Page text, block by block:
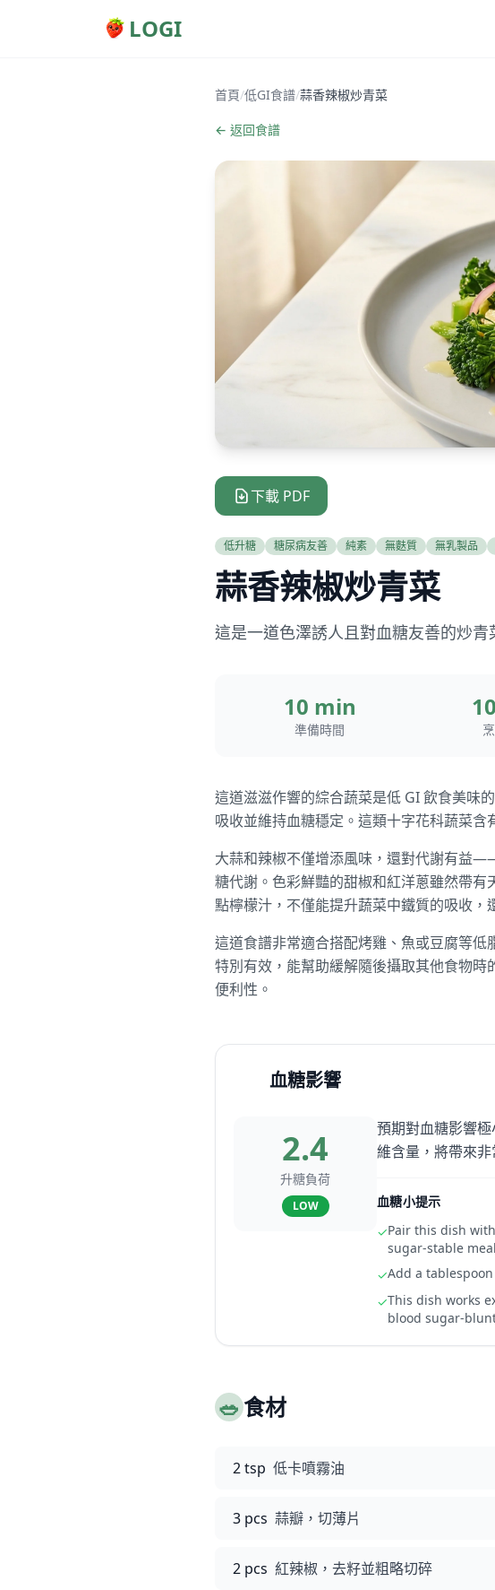
LOGI
首頁/低GI食譜/蒜香辣椒炒青菜
← 返回食譜
下載 PDF
低升糖 糖尿病友善 純素 無麩質 無乳製品
蒜香辣椒炒青菜
這是一道色澤誘人且對血糖友善的炒
10 min
準備時間
這道滋滋作響的綜合蔬菜是低 GI 飲食美味
吸收並維持血糖穩定。這類十字花科蔬菜
大蒜和辣椒不僅增添風味，還對代謝有益
糖代謝。色彩鮮豔的甜椒和紅洋蔥雖然帶
點檸檬汁，不僅能提升蔬菜中鐵質的吸收，
這道食譜非常適合搭配烤雞、魚或豆腐等
特別有效，能幫助緩解隨後攝取其他食物
便利性。
血糖影響
2.4
升糖負荷
LOW
預期對血糖影響
維含量，將帶來
血糖小提示
✓Pair this dish
sugar-stable meal
✓Add a
✓This dish works
blood sugar-
🥗食材
2 tsp 低卡噴霧油
3 pcs 蒜瓣，切薄片
2 pcs 紅辣椒，去籽並粗略切碎